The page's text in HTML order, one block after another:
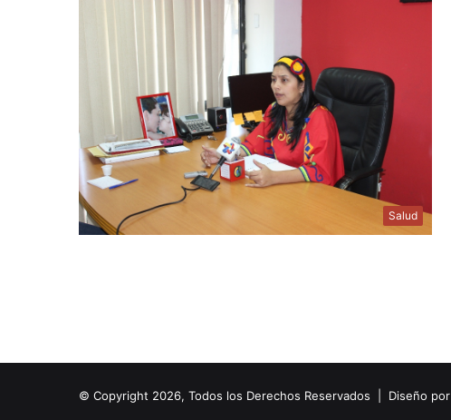
Salud
© Copyright 2026, Todos los Derechos Reservados | Diseño por